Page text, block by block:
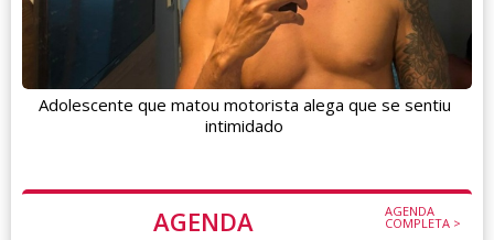
AGENDA AGENDA
COMPLETA >
Adolescente que matou motorista alega que se sentiu
intimidado